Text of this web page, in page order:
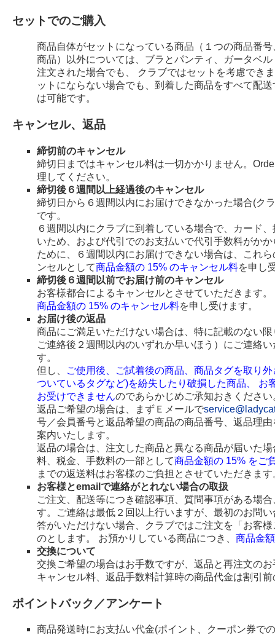
セットでのご購入
商品自体がセットになっている商品（１つの商品番
商品）以外については、ブラとパンティ、ガータベ
注文された場合でも、 クラブではセットを考慮でき
ットにならない場合でも、到着した商品をすべて配
は可能です。
キャンセル、返品
締切前のキャンセル
締切日まではキャンセル料は一切かかりません。
理してください。
締切後６週間以上経過後のキャンセル
締切日から６週間以内にお届けできなかった場合(ク
です。
６週間以内にクラブに到着している場合で、カード
いため、および代引でのお支払いで代引手数料がか
ために、６週間以内にお届けできない場合は、これ
ンセルとして商品金額の 15% のキャンセル料を申し
締切後６週間以前でお届け前のキャンセル
お客様都合によるキャンセルとさせていただきます。
商品金額の 15% のキャンセル料を申し受けます。
お届け後の返品
商品にご満足いただけない場合は、特に記載のない
ご連絡後２週間以内のいずれか早いほう）にご連絡
す。
但し、
ご使用後、ご試着後の商品、商品タグを取り
ついているタグなど)を紛失したり破損した商品、
お受けできませんのであらかじめご承知おきください
返品ご希望の場合は、まずＥメールで
号／会員番号と返品希望の商品の商品番号、返品理
案内いたします。
返品の場合は、注文した商品と異なる商品が届いた
料、税金、手数料の一部として商品金額の 15% をご
までの返送料はお客様のご負担とさせていただきます
お客様とemailで連絡がとれない場合の取扱
ご注文、配送等につき確認事項、質問事項がある場
す。ご連絡は最低２回以上行いますが、最初のお問
答がいただけない場合、クラブではご注文を「お客
のとします。 お預かりしている商品につき、 商品金
交換について
交換ご希望の場合はお手数ですが、返品と再注文の
キャンセル料、返品手数料計算時の商品代金は割引
ポイントバック／アンケート
商品発送時にお支払い代金(ポイント、クーポン券で